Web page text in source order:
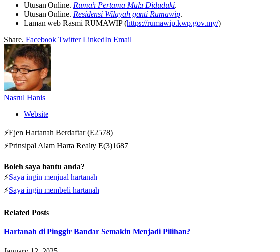
Utusan Online. Rumah Pertama Mula Diduduki.
Utusan Online. Residensi Wilayah ganti Rumawip.
Laman web Rasmi RUMAWIP (https://rumawip.kwp.gov.my/)
Share. Facebook Twitter LinkedIn Email
Nasrul Hanis
Website
⚡Ejen Hartanah Berdaftar (E2578)
⚡Prinsipal Alam Harta Realty E(3)1687
Boleh saya bantu anda?
⚡Saya ingin menjual hartanah
⚡Saya ingin membeli hartanah
Related Posts
Hartanah di Pinggir Bandar Semakin Menjadi Pilihan?